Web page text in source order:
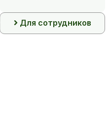
Для сотрудников